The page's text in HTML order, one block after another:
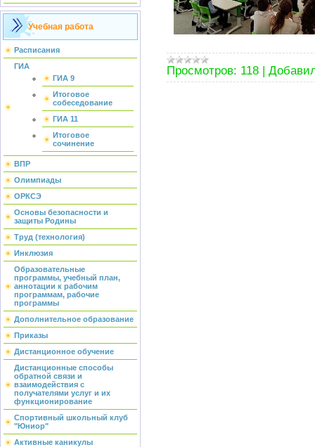
Учебная работа
Расписания
ГИА
ГИА 9
Итоговое
собеседование
ГИА 11
Итоговое
сочинение
ВПР
Олимпиады
ОРКСЭ
Основы безопасности и
защиты Родины
Труд (технология)
Инклюзия
Образовательные
программы, учебный план,
аннотации к рабочим
программам, рабочие
программы
Дополнительное образование
Приказы
Дистанционное обучение
Дистанционные способы
обратной связи и
взаимодействия с
получателями услуг и их
функционирование
Спортивный школьный клуб
"Юниор"
Активные каникулы
Просмотров: 118 |